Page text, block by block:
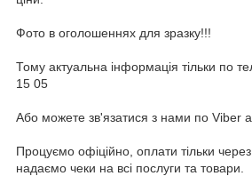
Фото в оголошеннях для зразку!!!
Тому актуальна інформація тільки по
15 05
Або можете зв'язатися з нами по Viber
Процуємо офіційно, оплати тільки
надаємо чеки на всі послуги та товари.